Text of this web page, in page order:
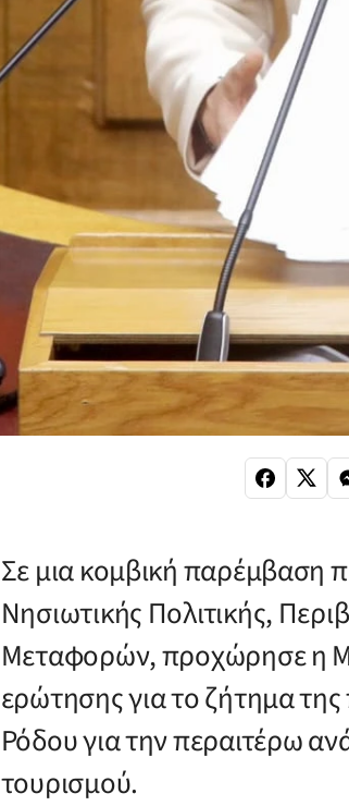
Σε μια κομβική παρέμβαση
Νησιωτικής Πολιτικής,
Μεταφορών, προχώρησε η
ερώτησης για το ζήτημα
Ρόδου για την περαιτέρω
τουρισμού.